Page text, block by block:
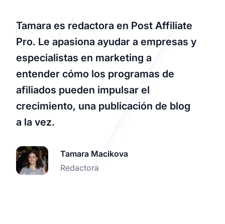
Tamara es redactora en Post Affiliate
Pro. Le apasiona ayudar a empresas y
especialistas en marketing a
entender cómo los programas de
afiliados pueden impulsar el
crecimiento, una publicación de blog
a la vez.
Tamara Macikova
Redactora